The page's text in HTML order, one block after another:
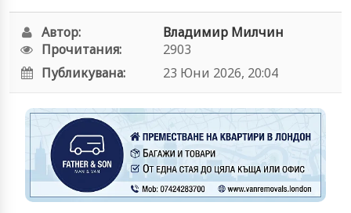
Автор:
Владимир Милчин
Прочитания:
2903
Публикувана:
23 Юни 2026, 20:04